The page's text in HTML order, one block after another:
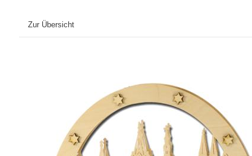
Zur Übersicht